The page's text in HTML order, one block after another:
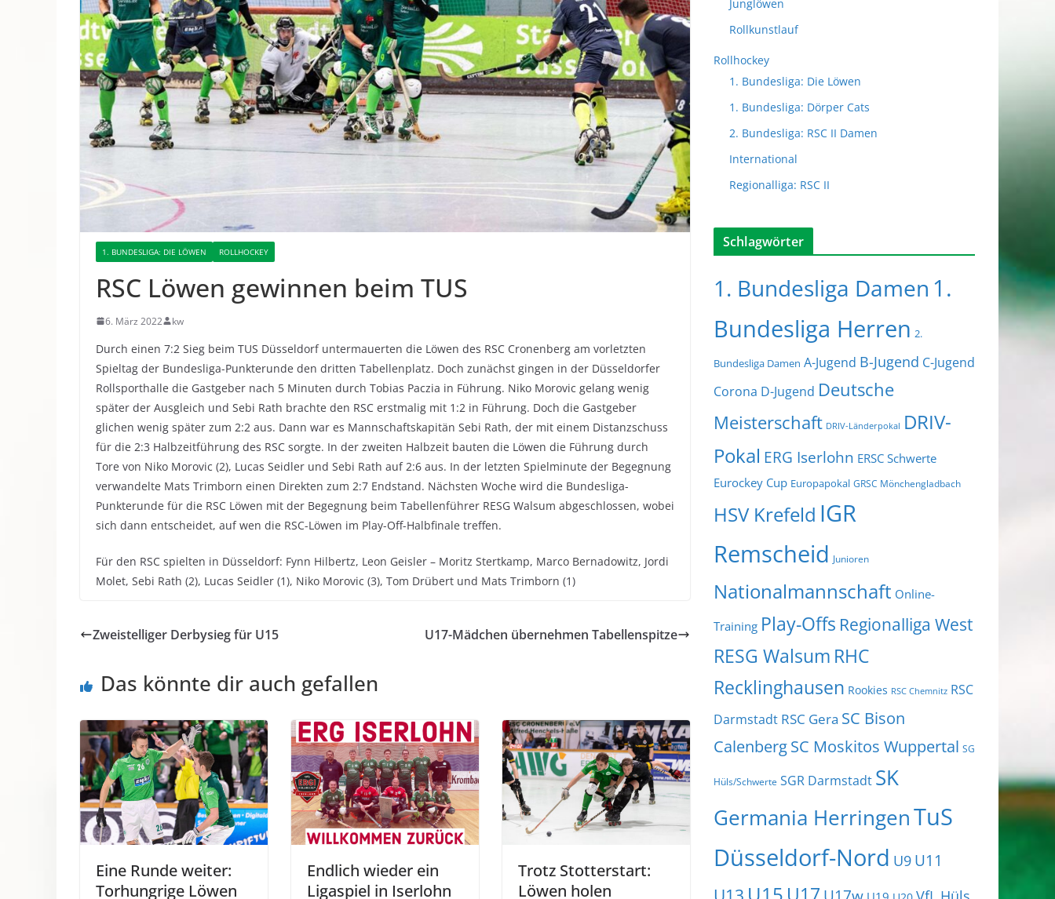
1. BUNDESLIGA: DIE LÖWEN ROLLHOCKEY
RSC Löwen gewinnen beim TUS
6. März 2022 kw
Durch einen 7:2 Sieg beim TUS Düsseldorf untermauerten die Löwen des RSC Cronenberg am vorletzten
Spieltag der Bundesliga-Punkterunde den dritten Tabellenplatz. Doch zunächst gingen in der Düsseldorfer
Rollsporthalle die Gastgeber nach 5 Minuten durch Tobias Paczia in Führung. Niko Morovic gelang wenig
später der Ausgleich und Sebi Rath brachte den RSC erstmalig mit 1:2 in Führung. Doch die Gastgeber
glichen wenig später zum 2:2 aus. Dann war es Mannschaftskapitän Sebi Rath, der mit einem Distanzschuss
für die 2:3 Halbzeitführung des RSC sorgte. In der zweiten Halbzeit bauten die Löwen die Führung durch
Tore von Niko Morovic (2), Lucas Seidler und Sebi Rath auf 2:6 aus. In der letzten Spielminute der Begegnung
verwandelte Mats Trimborn einen Direkten zum 2:7 Endstand. Nächsten Woche wird die Bundesliga-
Punkterunde für die RSC Löwen mit der Begegnung beim Tabellenführer RESG Walsum abgeschlossen, wobei
sich dann entscheidet, auf wen die RSC-Löwen im Play-Off-Halbfinale treffen.
Für den RSC spielten in Düsseldorf: Fynn Hilbertz, Leon Geisler – Moritz Stertkamp, Marco Bernadowitz, Jordi
Molet, Sebi Rath (2), Lucas Seidler (1), Niko Morovic (3), Tom Drübert und Mats Trimborn (1)
Zweistelliger Derbysieg für U15 U17-Mädchen übernehmen Tabellenspitze
Das könnte dir auch gefallen
Eine Runde weiter:
Torhungrige Löwen
Endlich wieder ein
Ligaspiel in Iserlohn
Trotz Stotterstart:
Löwen holen
Junglöwen
Rollkunstlauf
Rollhockey
1. Bundesliga: Die Löwen
1. Bundesliga: Dörper Cats
2. Bundesliga: RSC II Damen
International
Regionalliga: RSC II
Schlagwörter
1. Bundesliga Damen 1.
Bundesliga Herren 2.
Bundesliga Damen A-Jugend B-Jugend C-Jugend
Corona D-Jugend Deutsche
Meisterschaft DRIV-Länderpokal DRIV-
Pokal ERG Iserlohn ERSC Schwerte
Eurockey Cup Europapokal GRSC Mönchengladbach
HSV Krefeld IGR
Remscheid Junioren
Nationalmannschaft Online-
Training Play-Offs Regionalliga West
RESG Walsum RHC
Recklinghausen Rookies RSC Chemnitz RSC
Darmstadt RSC Gera SC Bison
CalenbergSC Moskitos Wuppertal SG
Hüls/Schwerte SGR Darmstadt SK
Germania HerringenTuS
Düsseldorf-Nord U9 U11